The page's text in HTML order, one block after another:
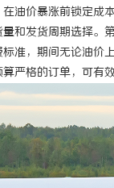
油价暴涨前锁定成
发货周期选择。
准，期间无论油
严格的订单，可有